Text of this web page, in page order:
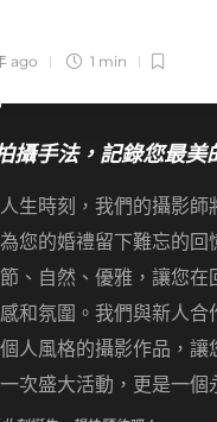
ago 1 min
攝手法，記錄您最美
生時刻，我們的攝影師
您的婚禮留下難忘的回
、自然、優雅，讓您在
和氛圍。我們與新人合
人風格的攝影作品，讓
次盛大活動，更是一個